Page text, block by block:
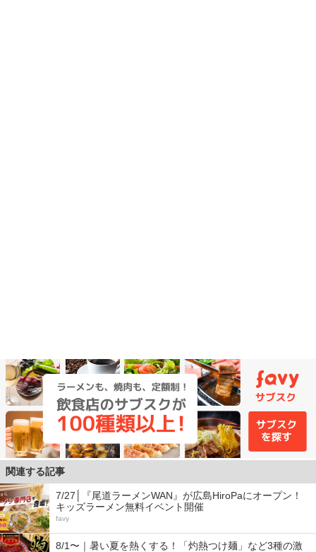
関連する記事
7/27│『尾道ラーメンWAN』が広島HiroPaにオープン！
キッズラーメン無料イベント開催
favy
8/1〜｜暑い夏を熱くする！「灼熱つけ麺」など3種の激